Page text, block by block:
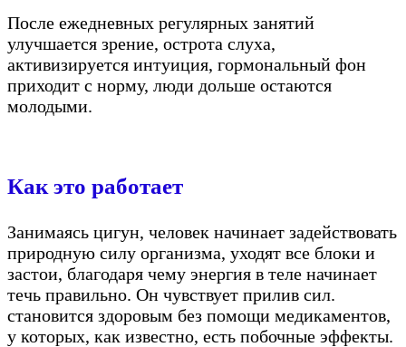
После ежедневных регулярных занятий
улучшается зрение, острота слуха,
активизируется интуиция, гормональный фон
приходит с норму, люди дольше остаются
молодыми.
Как это работает
Занимаясь цигун, человек начинает задействовать
природную силу организма, уходят все блоки и
застои, благодаря чему энергия в теле начинает
течь правильно. Он чувствует прилив сил.
становится здоровым без помощи медикаментов,
у которых, как известно, есть побочные эффекты.